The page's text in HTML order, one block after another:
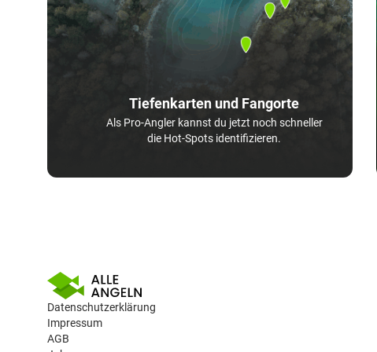
Tiefenkarten und Fangorte
Als Pro-Angler kannst du jetzt noch schneller
die Hot-Spots identifizieren.
Datenschutzerklärung
Impressum
AGB